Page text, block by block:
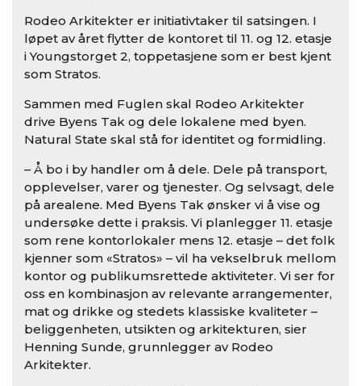
Rodeo Arkitekter er initiativtaker til satsingen. I
løpet av året flytter de kontoret til 11. og 12. etasje
i Youngstorget 2, toppetasjene som er best kjent
som Stratos.
Sammen med Fuglen skal Rodeo Arkitekter
drive Byens Tak og dele lokalene med byen.
Natural State skal stå for identitet og formidling.
– Å bo i by handler om å dele. Dele på transport,
opplevelser, varer og tjenester. Og selvsagt, dele
på arealene. Med Byens Tak ønsker vi å vise og
undersøke dette i praksis. Vi planlegger 11. etasje
som rene kontorlokaler mens 12. etasje – det folk
kjenner som «Stratos» – vil ha vekselbruk mellom
kontor og publikumsrettede aktiviteter. Vi ser for
oss en kombinasjon av relevante arrangementer,
mat og drikke og stedets klassiske kvaliteter –
beliggenheten, utsikten og arkitekturen, sier
Henning Sunde, grunnlegger av Rodeo
Arkitekter.